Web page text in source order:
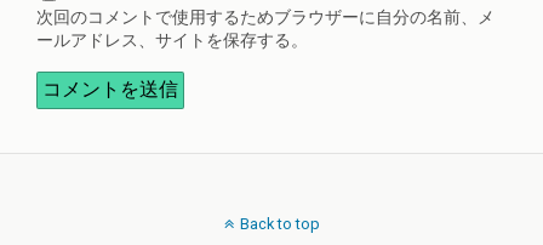
次回のコメントで使用するためブラウザーに自分の名前、メ
ールアドレス、サイトを保存する。
Back to top